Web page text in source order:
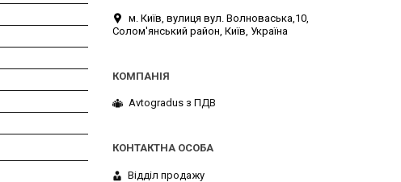
м. Київ, вулиця вул. Волноваська,10,
Солом'янський район, Київ, Україна
Avtogradus з ПДВ
Відділ продажу